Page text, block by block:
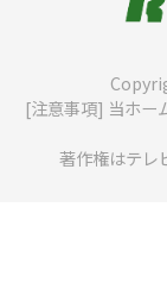
[注意事項] 当ホー
著作権はテレ